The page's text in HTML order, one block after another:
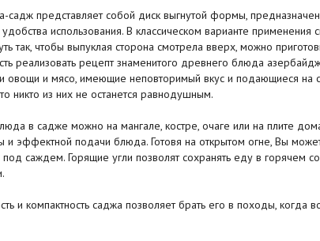
садж представляет собой диск выгнутой формы,
использования. В классическом варианте
так, чтобы выпуклая сторона смотрела вверх, можно
реализовать рецепт знаменитого древнего блюда
овощи и мясо, имеющие неповторимый вкус и подающиеся
никто из них не останется равнодушным.
в садже можно на мангале, костре, очаге или на плите
и эффектной подачи блюда. Готовя на открытом огне, Вы
под саждем. Горящие угли позволят сохранять еду в горячем
и компактность саджа позволяет брать его в походы, когда